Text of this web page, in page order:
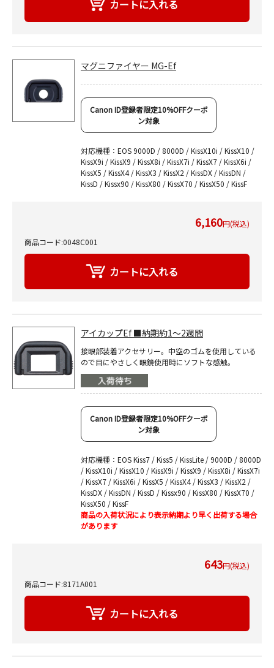
マグニファイヤー MG-Ef
Canon ID登録者限定10%OFFクーポ
ン対象
対応機種：EOS 9000D / 8000D / KissX10i / KissX10 /
KissX9i / KissX9 / KissX8i / KissX7i / KissX7 / KissX6i /
KissX5 / KissX4 / KissX3 / KissX2 / KissDX / KissDN /
KissD / Kissx90 / KissX80 / KissX70 / KissX50 / KissF
6,160円(税込)
商品コード:0048C001
アイカップEf ■納期約1～2週間
接眼部装着アクセサリー。中空のゴムを使用している
ので目にやさしく眼鏡使用時にソフトな感触。
Canon ID登録者限定10%OFFクーポ
ン対象
対応機種：EOS Kiss7 / Kiss5 / KissLite / 9000D / 8000D
/ KissX10i / KissX10 / KissX9i / KissX9 / KissX8i / KissX7i
/ KissX7 / KissX6i / KissX5 / KissX4 / KissX3 / KissX2 /
KissDX / KissDN / KissD / Kissx90 / KissX80 / KissX70 /
KissX50 / KissF
商品の入荷状況により表示納期より早く出荷する場合
があります
643円(税込)
商品コード:8171A001